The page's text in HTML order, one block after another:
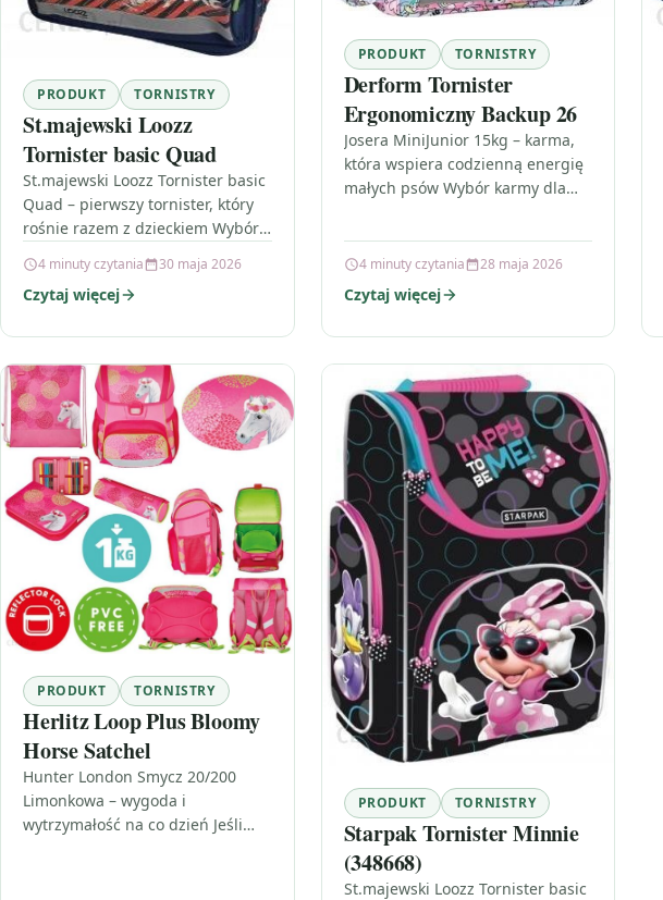
PRODUKT TORNISTRY
St.majewski Loozz
Tornister basic Quad
St.majewski Loozz Tornister basic
Quad – pierwszy tornister, który
rośnie razem z dzieckiem Wybór
szkołą to coś więcej niż…
4 minuty czytania 30 maja 2026
Czytaj więcej
PRODUKT TORNISTRY
Derform Tornister
Ergonomiczny Backup 26
Josera MiniJunior 15kg – karma,
która wspiera codzienną energię
małych psów Wybór karmy dla
które mają wpływ na…
4 minuty czytania 28 maja 2026
Czytaj więcej
PRODUKT TORNISTRY
Herlitz Loop Plus Bloomy
Horse Satchel
Hunter London Smycz 20/200
Limonkowa – wygoda i
wytrzymałość na co dzień Jeśli
PRODUKT TORNISTRY
Starpak Tornister Minnie
(348668)
St.majewski Loozz Tornister basic